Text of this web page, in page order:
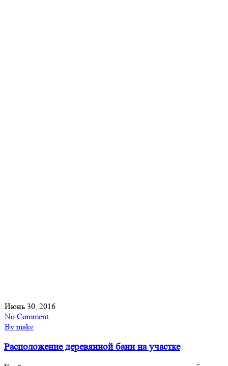
Июнь 30, 2016
No Comment
By make
Расположение деревянной бани на участке